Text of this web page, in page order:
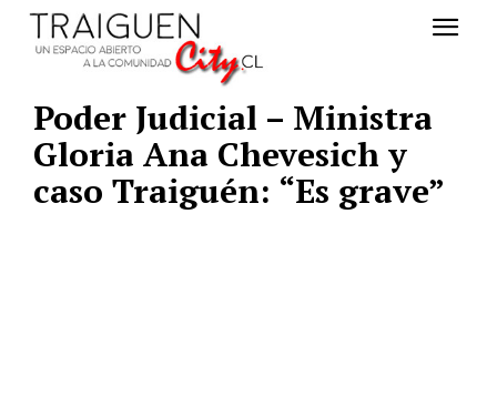
Poder Judicial – Ministra
Gloria Ana Chevesich y
caso Traiguén: “Es grave”